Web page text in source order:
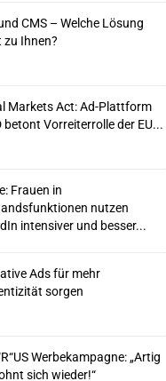
CMS – Welche Lösung
zu Ihnen?
Markets Act: Ad-Plattform
betont Vorreiterrolle der EU...
Frauen in
nutzen
intensiver und besser...
Ads für mehr
sorgen
Werbekampagne: „Artig
sich wieder!“